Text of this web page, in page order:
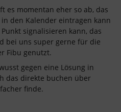
es momentan eher so ab, das
den Kalender eintragen kann
signalisieren kann, das
bei uns super gerne für die
Fibu genutzt.
gegen eine Lösung in
das direkte buchen über
finde.